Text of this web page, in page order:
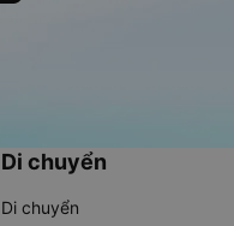
Di chuyển
Di chuyển